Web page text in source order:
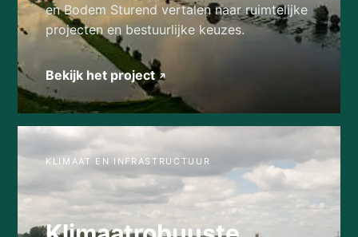
en Bodem Sturend vertalen naar ruimtelijke
projecten en bestuurlijke keuzes.
Bekijk het project↗
KLIMAAT EN INFRASTRUCTUUR